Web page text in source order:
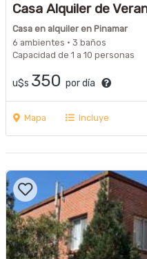
Casa Alquiler de
200 metros de la
Buenge
Casa en alquiler en Pinamar
6 ambientes · 3 baños
Capacidad de 1 a 10 personas
u$s 350 por día
Mapa Incluye